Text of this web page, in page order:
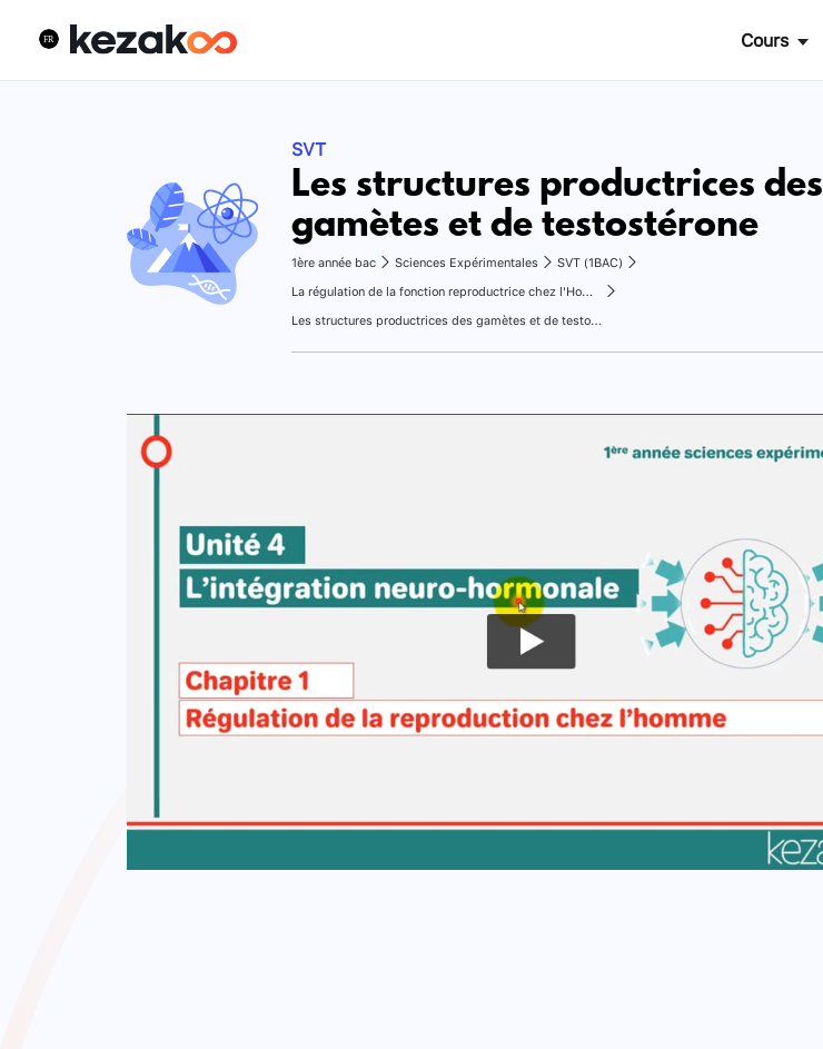
Cours
SVT
Les structures productrices des
gamètes et de testostérone
1ère année bac Sciences Expérimentales
SVT (1BAC)
La régulation de la fonction reproductrice chez l'Homme
Les structures productrices des gamètes et de testostérone